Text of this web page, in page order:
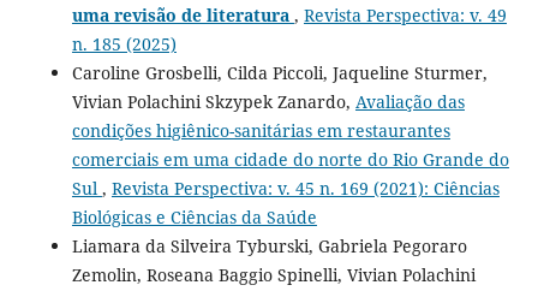
uma revisão de literatura , Revista Perspectiva: v. 49
n. 185 (2025)
Caroline Grosbelli, Cilda Piccoli, Jaqueline Sturmer,
Vivian Polachini Skzypek Zanardo, Avaliação das
condições higiênico-sanitárias em restaurantes
comerciais em uma cidade do norte do Rio Grande do
Sul , Revista Perspectiva: v. 45 n. 169 (2021): Ciências
Biológicas e Ciências da Saúde
Liamara da Silveira Tyburski, Gabriela Pegoraro
Zemolin, Roseana Baggio Spinelli, Vivian Polachini